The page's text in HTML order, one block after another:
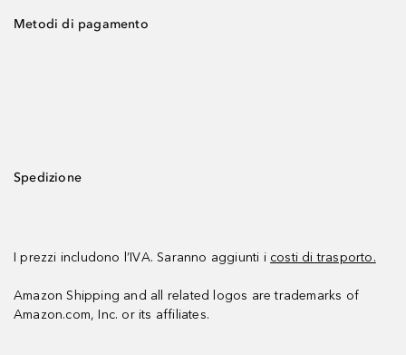
Metodi di pagamento
Spedizione
I prezzi includono l’IVA. Saranno aggiunti i costi di trasporto.
Amazon Shipping and all related logos are trademarks of
Amazon.com, Inc. or its affiliates.